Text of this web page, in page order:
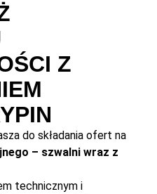
Z
do składania ofert na
– szwalni wraz z
technicznym i